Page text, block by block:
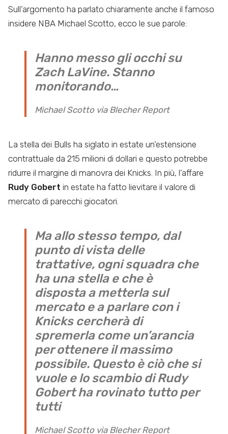
Sull’argomento ha parlato chiaramente anche il famoso
insidere NBA Michael Scotto, ecco le sue parole:
Hanno messo gli occhi su
Zach LaVine. Stanno
monitorando…
Michael Scotto via Blecher Report
La stella dei Bulls ha siglato in estate un’estensione
contrattuale da 215 milioni di dollari e questo potrebbe
ridurre il margine di manovra dei Knicks. In più, l’affare
Rudy Gobert in estate ha fatto lievitare il valore di
mercato di parecchi giocatori.
Ma allo stesso tempo, dal
punto di vista delle
trattative, ogni squadra che
ha una stella e che è
disposta a metterla sul
mercato e a parlare con i
Knicks cercherà di
spremerla come un’arancia
per ottenere il massimo
possibile. Questo è ciò che si
vuole e lo scambio di Rudy
Gobert ha rovinato tutto per
tutti
Michael Scotto via Blecher Report